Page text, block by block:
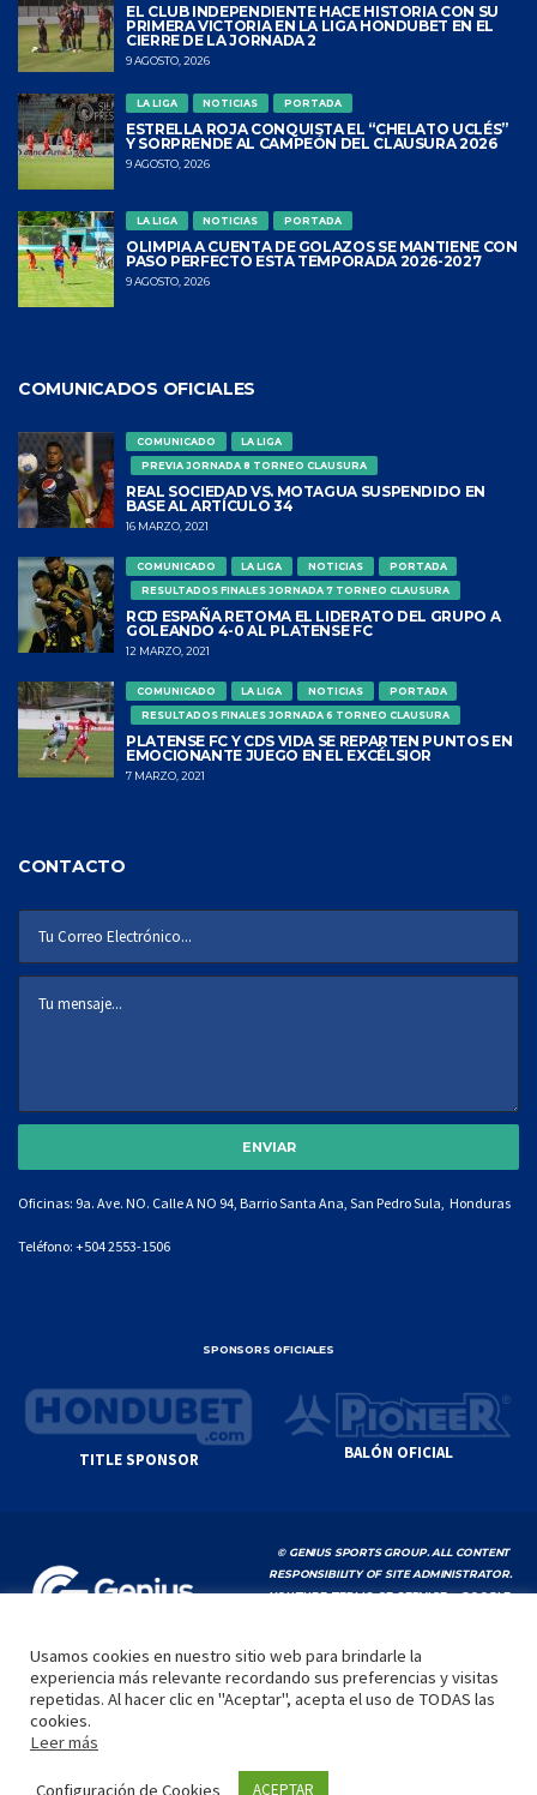
EL CLUB INDEPENDIENTE HACE HISTORIA CON SU
PRIMERA VICTORIA EN LA LIGA HONDUBET EN EL
CIERRE DE LA JORNADA 2
9 AGOSTO, 2026
LA LIGA NOTICIAS PORTADA
ESTRELLA ROJA CONQUISTA EL “CHELATO UCLÉS”
Y SORPRENDE AL CAMPEÓN DEL CLAUSURA 2026
9 AGOSTO, 2026
LA LIGA NOTICIAS PORTADA
OLIMPIA A CUENTA DE GOLAZOS SE MANTIENE CON
PASO PERFECTO ESTA TEMPORADA 2026-2027
9 AGOSTO, 2026
COMUNICADOS OFICIALES
COMUNICADO
LA LIGA
PREVIA JORNADA 8 TORNEO CLAUSURA
REAL SOCIEDAD VS. MOTAGUA SUSPENDIDO EN
BASE AL ARTÍCULO 34
16 MARZO, 2021
COMUNICADO LA LIGA NOTICIAS
PORTADA
RESULTADOS FINALES JORNADA 7 TORNEO CLAUSURA
RCD ESPAÑA RETOMA EL LIDERATO DEL GRUPO A
GOLEANDO 4-0 AL PLATENSE FC
12 MARZO, 2021
COMUNICADO LA LIGA NOTICIAS
PORTADA
RESULTADOS FINALES JORNADA 6 TORNEO CLAUSURA
PLATENSE FC Y CDS VIDA SE REPARTEN PUNTOS EN
EMOCIONANTE JUEGO EN EL EXCÉLSIOR
7 MARZO, 2021
CONTACTO
Oficinas: 9a. Ave. NO. Calle A NO 94, Barrio Santa Ana, San Pedro Sula, Honduras
Teléfono: +504 2553-1506
SPONSORS OFICIALES
TITLE SPONSOR BALÓN OFICIAL
© GENIUS SPORTS GROUP. ALL CONTENT
RESPONSIBILITY OF SITE ADMINISTRATOR.
YOUTUBE TERMS OF SERVICE|GOOGLE
INICIO LA LIGA VIDEOS MEDIA CONTACTO
Usamos cookies en nuestro sitio web para brindarle la
experiencia más relevante recordando sus preferencias y visitas
repetidas. Al hacer clic en "Aceptar", acepta el uso de TODAS las
cookies.
Leer más
Configuración de Cookies ACEPTAR